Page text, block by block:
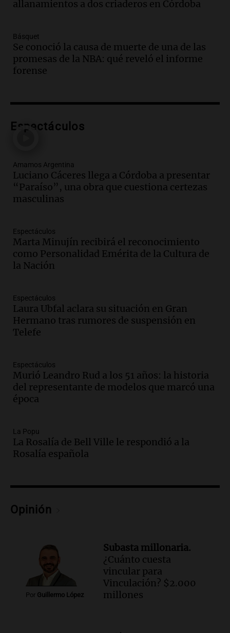
Audio.
edificios y una casa del estudiante para
jóvenes de la región
Panorama Federal
Audio.Preparativos finales para la gran
Bulaya este sábado
Audio.Denuncias por represión en el
Congreso y evacuación por derrame de
oxígeno en Montecastro
Panorama Federal
y llega avión para escuelas de la décima
brigada aérea
Panorama Federal
Episodios
como enfermedad laboral tras la muerte
de un docente
Panorama Federal
Episodios
Luis a partir de agosto por nueva
regulación de la energía
Panorama Federal
Episodios
buscar ayuda el último año”
La Argentina, hoy
Episodios
Noticias Rosario
compras de Antonella: bromas en
Rosario.
Ahora país
Episodios
Audio.José Roccuzzo, cortes de carne y
allanamientos a dos criaderos en Córdoba
Básquet
Se conoció la causa de muerte de una de las
promesas de la NBA: qué reveló el informe
forense
Espectáculos
Amamos Argentina
Luciano Cáceres llega a Córdoba a presentar
“Paraíso”, una obra que cuestiona certezas
masculinas
Espectáculos
Marta Minujín recibirá el reconocimiento
como Personalidad Emérita de la Cultura de
la Nación
Espectáculos
Laura Ubfal aclara su situación en Gran
Hermano tras rumores de suspensión en
Telefe
Espectáculos
Murió Leandro Rud a los 51 años: la historia
del representante de modelos que marcó una
época
La Popu
La Rosalía de Bell Ville le respondió a la
Rosalía española
Opinión
Por Guillermo López
Subasta millonaria.
¿Cuánto cuesta
vincular para
Vinculación? $2.000
millones